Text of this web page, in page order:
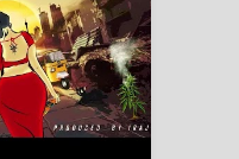
Lyrics -
පද පෙළ